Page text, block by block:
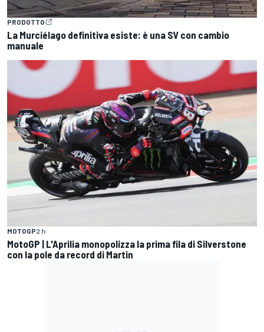
PRODOTTO
La Murciélago definitiva esiste: è una SV con cambio
manuale
MOTOGP2 h
MotoGP | L'Aprilia monopolizza la prima fila di Silverstone
con la pole da record di Martin